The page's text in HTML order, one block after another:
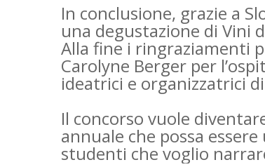
In conclusione, grazie a
una degustazione di Vini
Alla fine i ringraziamenti
Carolyne Berger per
ideatrici e organizzatrici
Il concorso vuole
annuale che possa
studenti che voglio